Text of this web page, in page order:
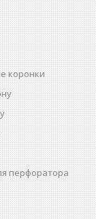
коронки
перфоратора